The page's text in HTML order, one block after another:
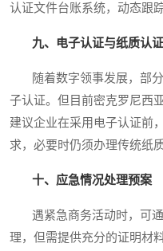
认证文件台账系统，动态跟
九、电子认证与纸质认
随着数字领事发展，部分
子认证。但目前密克罗尼西
建议企业在采用电子认证前
求，必要时仍须办理传统纸质
十、应急情况处理预案
遇紧急商务活动时，可通
理，但需提供充分的证明材